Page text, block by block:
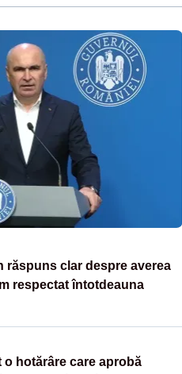
răspuns clar despre averea
respectat întotdeauna
o hotărâre care aprobă